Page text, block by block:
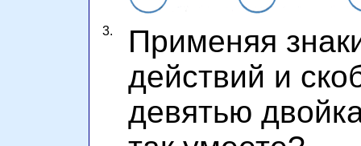
3.
Применяя
действий и
девятью